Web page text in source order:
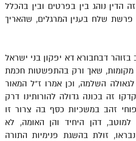
נוהג בין בפרטים ובין בהכלל
פרשת שלח בענין המרגלים, שהאריך
בזוהר דבחבורא דא יפקון בני ישראל
מקומות, שאך ורק בהתפשטות חכמת
השלמה, וכן אמרו ז”ל המאור
זה בכונה גדולה להורותינו דרק
זהב במשכיות כסף בה צרור זו
למוטב, דהן היחיד והן האומה, לא
זולת בהשגת פנימיות התורה